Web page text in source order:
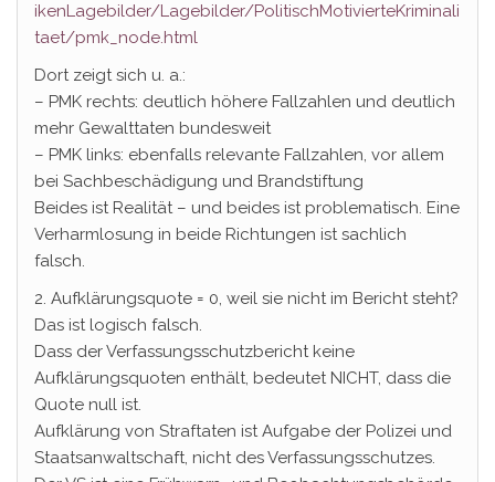
ikenLagebilder/Lagebilder/PolitischMotivierteKriminali
taet/pmk_node.html
Dort zeigt sich u. a.:
– PMK rechts: deutlich höhere Fallzahlen und deutlich
mehr Gewalttaten bundesweit
– PMK links: ebenfalls relevante Fallzahlen, vor allem
bei Sachbeschädigung und Brandstiftung
Beides ist Realität – und beides ist problematisch. Eine
Verharmlosung in beide Richtungen ist sachlich
falsch.
2. Aufklärungsquote = 0, weil sie nicht im Bericht steht?
Das ist logisch falsch.
Dass der Verfassungsschutzbericht keine
Aufklärungsquoten enthält, bedeutet NICHT, dass die
Quote null ist.
Aufklärung von Straftaten ist Aufgabe der Polizei und
Staatsanwaltschaft, nicht des Verfassungsschutzes.